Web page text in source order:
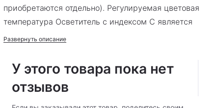
приобретаются отдельно). Регулируемая цветовая
температура Осветитель с индексом C является
биколорным, цветовая температура регулируется в
можно настроить на сбалансированное освещение
совместно с любым другим источником освещения
(от лампы накаливания до солнечного света), также
это дает дополнительные творческие возможности в
Развернуть описание
У этого товара пока нет
отзывов